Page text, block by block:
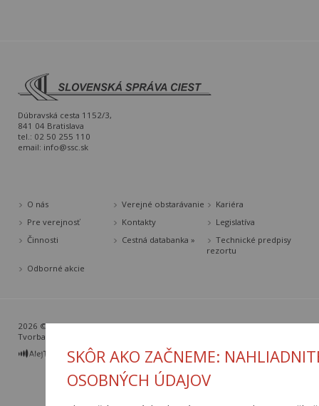
SKÔR AKO ZAČNEME:
OSOBNÝCH ÚDAJOV
Dúbravská cesta 1152/3,
841 04 Bratislava
tel.: 02 50 255 110
email: info@ssc.sk
O nás Verejné obstarávanie
Kariéra
Pre verejnosť
Kontakty
Legislatíva
Činnosti
Cestná databanka »
Technické predpisy
rezortu
Odborné akcie
2026 © Slovenská správa ciest |Nastavenia cookies
Tvorba web stránok